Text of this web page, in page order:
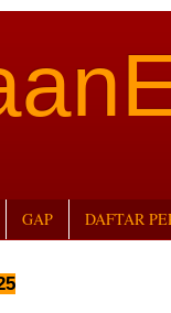
GAP DAFTAR